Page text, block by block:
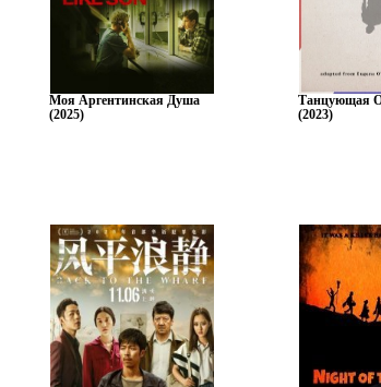
Моя Аргентинская Душа
(2025)
Танцующая
(2023)